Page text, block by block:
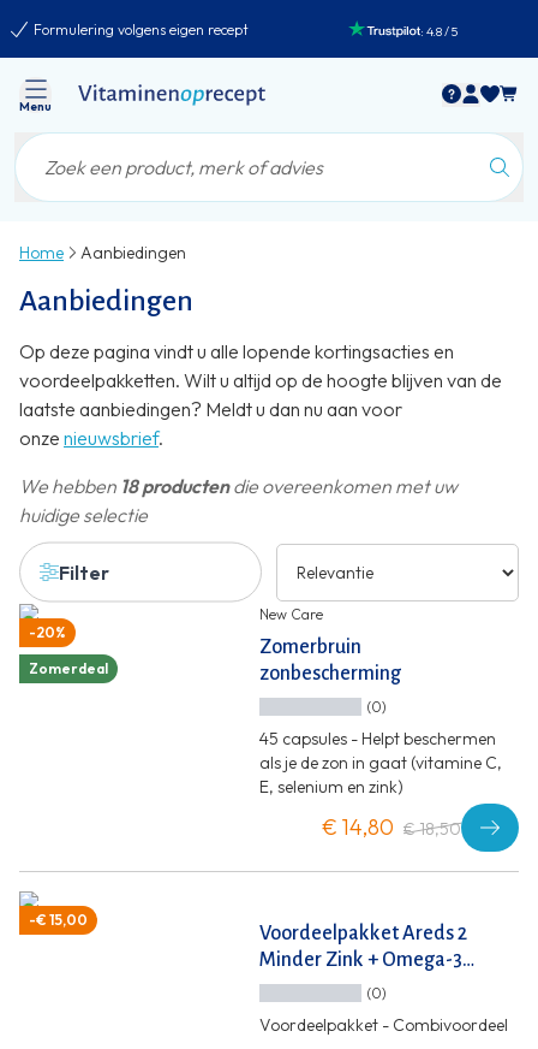
Formulering volgens eigen recept :4.8/5
Menu
Home Aanbiedingen
Aanbiedingen
Op deze pagina vindt u alle lopende kortingsacties en
voordeelpakketten. Wilt u altijd op de hoogte blijven van de
laatste aanbiedingen? Meldt u dan nu aan voor
onze nieuwsbrief.
We hebben 18 productendie overeenkomen met uw
huidige selectie
Filter
-20%
Zomerdeal
New Care
Zomerbruin
zonbescherming
(0)
45 capsules - Helpt beschermen
als je de zon in gaat (vitamine C,
E, selenium en zink)
€ 14,80 € 18,50
-€ 15,00
Voordeelpakket Areds 2
Minder Zink + Omega-3
Visolie
(0)
Voordeelpakket - Combivoordeel